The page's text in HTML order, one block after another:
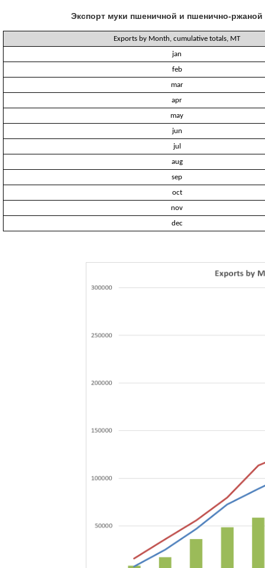
Экспорт муки пшеничной и пшенично-
Exports by Month, cumulative totals, MT
jan
feb
mar
apr
may
jun
jul
aug
sep
oct
nov
dec